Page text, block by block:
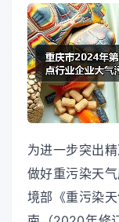
为进一步突出
做好重污染天
境部《重污染